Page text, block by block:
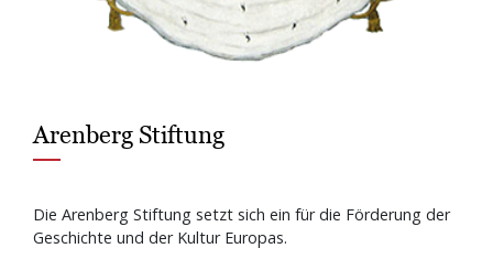
Arenberg Stiftung
Die Arenberg Stiftung setzt sich ein für die Förderung der
Geschichte und der Kultur Europas.